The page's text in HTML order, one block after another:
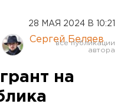
28 МАЯ 2024 В 10:21
Сергей Беляев
на